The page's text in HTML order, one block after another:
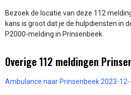
Bezoek de locatie van deze 112
kans is groot dat je de hulpdiensten in
P2000-melding in Prinsenbeek.
Overige 112 meldingen
Ambulance naar Prinsenbeek 2023-